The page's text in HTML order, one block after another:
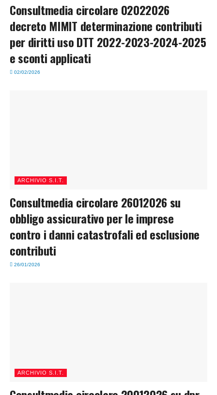
Consultmedia circolare 02022026
decreto MIMIT determinazione contributi
per diritti uso DTT 2022-2023-2024-2025
e sconti applicati
02/02/2026
ARCHIVIO S.I.T.
Consultmedia circolare 26012026 su
obbligo assicurativo per le imprese
contro i danni catastrofali ed esclusione
contributi
26/01/2026
ARCHIVIO S.I.T.